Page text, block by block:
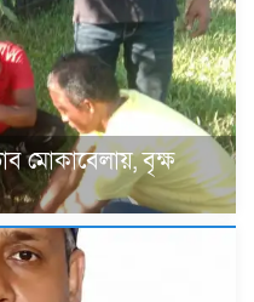
মোকাবেলায়, বৃক্ষ